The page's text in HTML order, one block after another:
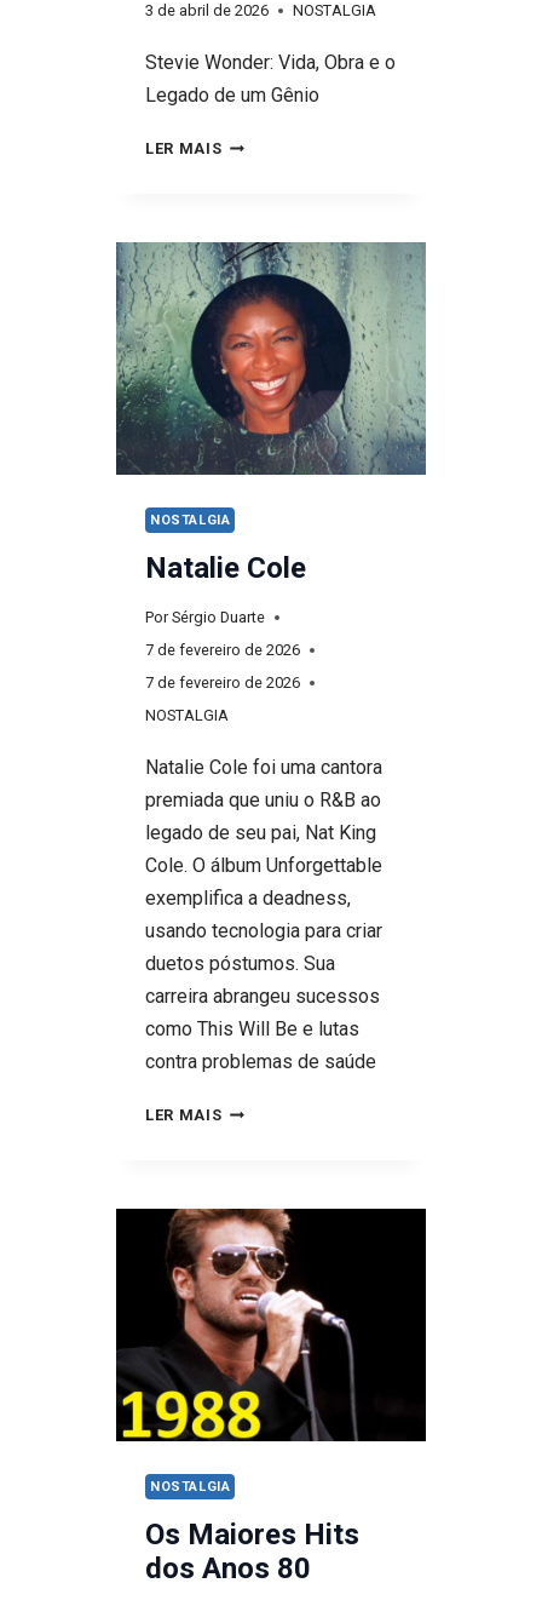
3 de abril de 2026
NOSTALGIA
Stevie Wonder: Vida, Obra e o
Legado de um Gênio
LER MAISAS
POR
TRÁS
DE
STEVIE
WONDER
E
O
RESGATE
DO
LEGADO
MUSICAL
NOSTALGIA
Natalie Cole
Por Sérgio Duarte
7 de fevereiro de 2026
7 de fevereiro de 2026
NOSTALGIA
Natalie Cole foi uma cantora
premiada que uniu o R&B ao
legado de seu pai, Nat King
Cole. O álbum Unforgettable
exemplifica a deadness,
usando tecnologia para criar
duetos póstumos. Sua
carreira abrangeu sucessos
como This Will Be e lutas
contra problemas de saúde
LER MAISNATALIE
NOSTALGIA
Os Maiores Hits
dos Anos 80